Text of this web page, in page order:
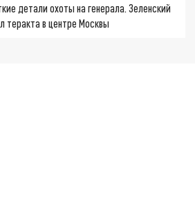
детали охоты на генерала. Зеленский
теракта в центре Москвы